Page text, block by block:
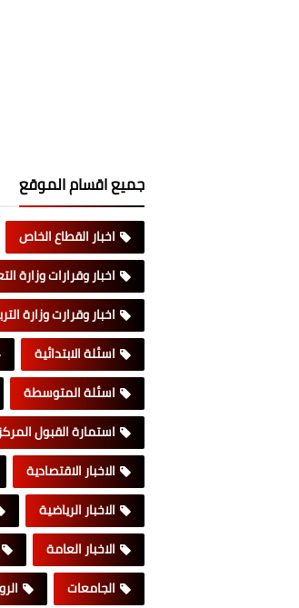
جميع اقسام الموقع
اخبار القطاع الخاص
اخبار وقرارات وزارة
اخبار وقرارت وزارة
اسئلة الابتدائية
اسئلة المتوسطة
استمارة القبول
الاخبار الاقتصادية
الاخبار الرياضية
الاخبار العامة
الجامعات